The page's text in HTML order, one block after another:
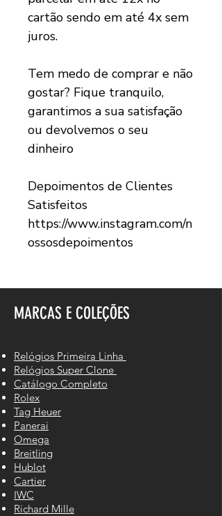
cartão sendo em até 4x sem
juros.
Tem medo de comprar e não
gostar? Fique tranquilo,
garantimos a sua satisfação
ou devolvemos o seu
dinheiro
Depoimentos de Clientes
Satisfeitos
https://www.instagram.com/n
ossosdepoimentos
MARCAS E COLEÇÕES
Relógios Primeira Linha
Relógios Super Clone
Catálogo Completo
Rolex
Tag Heuer
Panerai
Omega
Breitling
Hublot
Cartier
IWC
Richard Mille